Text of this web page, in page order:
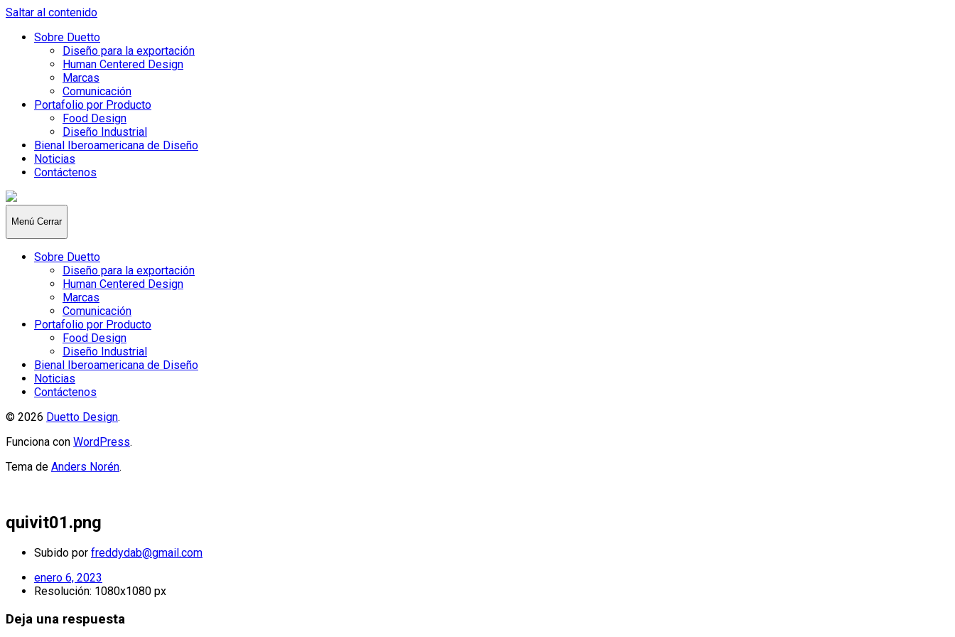
Saltar al contenido
Sobre Duetto
Diseño para la exportación
Human Centered Design
Marcas
Comunicación
Portafolio por Producto
Food Design
Diseño Industrial
Bienal Iberoamericana de Diseño
Noticias
Contáctenos
Duetto
Design
Menú Cerrar
Sobre Duetto
Diseño para la exportación
Human Centered Design
Marcas
Comunicación
Portafolio por Producto
Food Design
Diseño Industrial
Bienal Iberoamericana de Diseño
Noticias
Contáctenos
© 2026 Duetto Design.
Funciona con WordPress.
Tema de Anders Norén.
quivit01.png
Subido por freddydab@gmail.com
enero 6, 2023
Resolución: 1080x1080 px
Deja una respuesta